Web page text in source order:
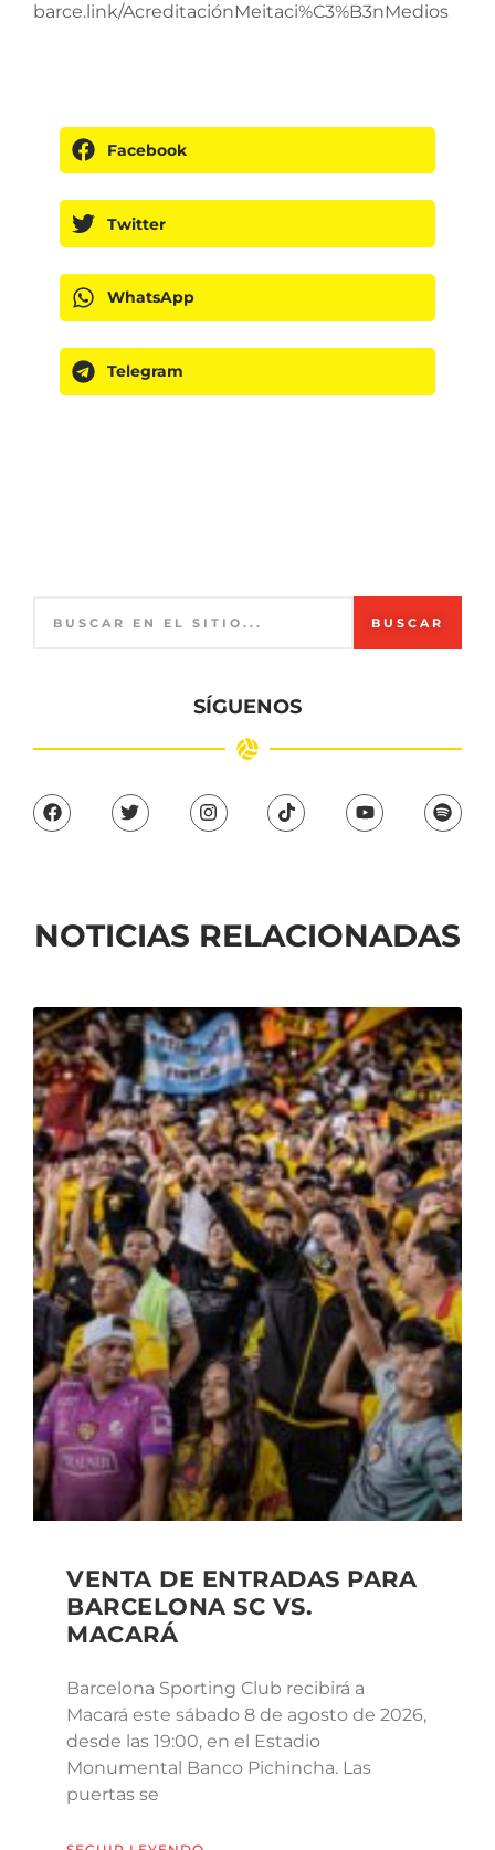
barce.link/AcreditaciónMeitaci%C3%B3nMedios
Facebook
Twitter
WhatsApp
Telegram
BUSCAR
SÍGUENOS
NOTICIAS RELACIONADAS
VENTA DE ENTRADAS PARA
BARCELONA SC VS.
MACARÁ
Barcelona Sporting Club recibirá a
Macará este sábado 8 de agosto de 2026,
desde las 19:00, en el Estadio
Monumental Banco Pichincha. Las
puertas se